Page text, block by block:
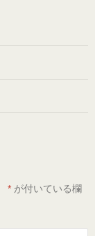
* が付いている欄